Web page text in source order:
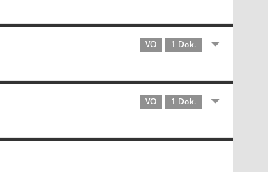
VO 1 Dok.
VO 1 Dok.